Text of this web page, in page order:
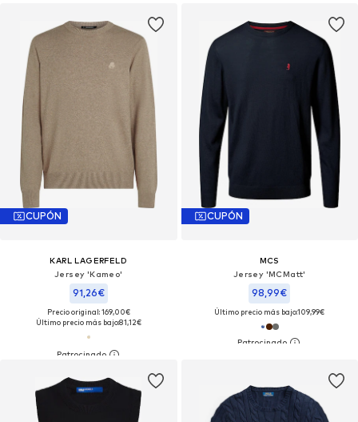
CUPÓN
KARL LAGERFELD
Jersey 'Kameo'
91,26€
Precio original: 169,00€
Último precio más bajo:81,12€
CUPÓN
MCS
Jersey 'MCMatt'
98,99€
Último precio más bajo:109,99€